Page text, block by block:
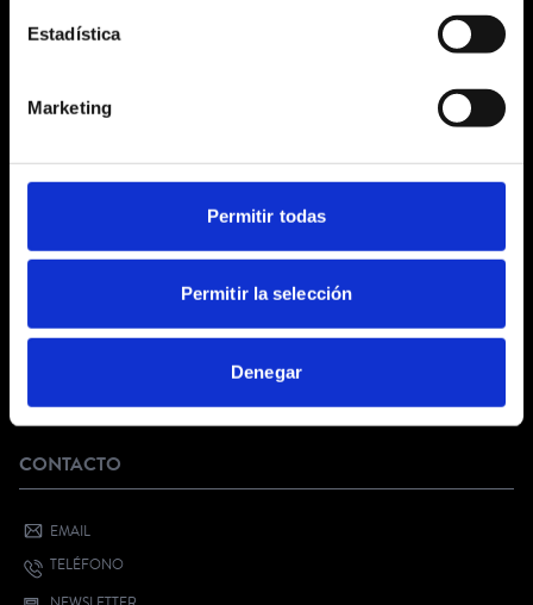
Estadística
Marketing
Permitir todas
Permitir la selección
Denegar
CONDICIONES GENERALES
AVISO LEGAL
PRIVACIDAD EN RRSS
SERVICIO AL CLIENTE
FAQ
¿QUIERES VENDER CON NOSOTROS?
BONO CULTURAL JOVEN
CONTACTO
EMAIL
TELÉFONO